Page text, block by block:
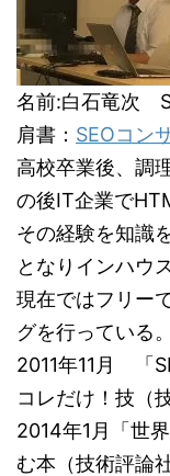
名前:白石竜次
肩書： SEOコン
高校卒業後、調
の後IT企業で
その経験を知識
となりインハウ
現在ではフリー
グを行っている。
2011年11月 「
コレだけ！技（
2014年1月「世
む本（技術評論